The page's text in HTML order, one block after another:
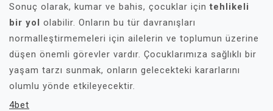
Sonuç olarak, kumar ve bahis, çocuklar içintehlikeli
bir yol olabilir. Onların bu tür davranışları
normalleştirmemeleri için ailelerin ve toplumun üzerine
düşen önemli görevler vardır. Çocuklarımıza sağlıklı bir
yaşam tarzı sunmak, onların gelecekteki kararlarını
olumlu yönde etkileyecektir.
4bet